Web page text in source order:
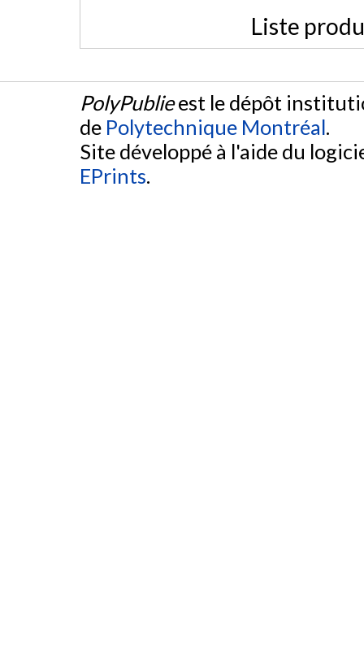
Liste
PolyPublieest le dépôt
de Polytechnique Montréal.
Site développé à l'aide du
EPrints.